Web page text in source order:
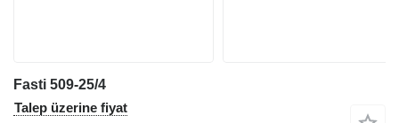
Fasti 509-25/4
Talep üzerine fiyat